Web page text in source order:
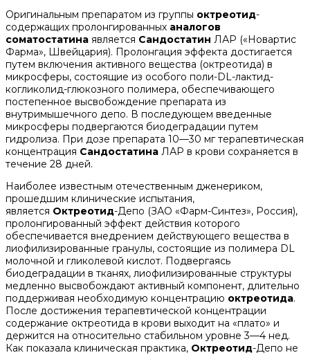
Оригинальным препаратом из группы октреотид-
содержащих пролонгированных аналогов
соматостатина является Сандостатин ЛАР («Новартис
Фарма», Швейцария). Пролонгация эффекта достигается
путем включения активного вещества (октреотида) в
микросферы, состоящие из особого поли-DL-лактид-
когликолид-глюкозного полимера, обеспечивающего
постепенное высвобождение препарата из
внутримышечного депо. В последующем введенные
микросферы подвергаются биодеградации путем
гидролиза. При дозе препарата 10—30 мг терапевтическая
концентрация Сандостатина ЛАР в крови сохраняется в
течение 28 дней.
Наиболее известным отечественным дженериком,
прошедшим клинические испытания,
является Октреотид-Депо (ЗАО «Фарм-Синтез», Россия),
пролонгированный эффект действия которого
обеспечивается внедрением действующего вещества в
лиофилизированные гранулы, состоящие из полимера DL
молочной и гликолевой кислот. Подвергаясь
биодеградации в тканях, лиофилизированные структуры
медленно высвобождают активный компонент, длительно
поддерживая необходимую концентрацию октреотида.
После достижения терапевтической концентрации
содержание октреотида в крови выходит на «плато» и
держится на относительно стабильном уровне 3—4 нед.
Как показала клиническая практика, Октреотид-Депо не